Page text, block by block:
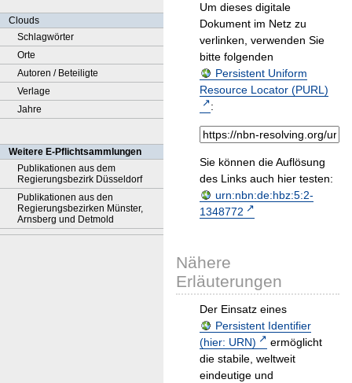
Clouds
Schlagwörter
Orte
Autoren / Beteiligte
Verlage
Jahre
Weitere E-Pflichtsammlungen
Publikationen aus dem
Regierungsbezirk Düsseldorf
Publikationen aus den
Regierungsbezirken Münster,
Arnsberg und Detmold
Um dieses digitale
Dokument im Netz zu
verlinken, verwenden Sie
bitte folgenden
Persistent Uniform
Resource Locator (PURL)
:
Sie können die Auflösung
des Links auch hier testen:
urn:nbn:de:hbz:5:2-
1348772
Nähere
Erläuterungen
Der Einsatz eines
Persistent Identifier
(hier: URN)
ermöglicht
die stabile, weltweit
eindeutige und